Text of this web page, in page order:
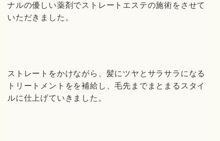
ナルの優しい薬剤でストレートエステの施術をさせて
いただきました。
ストレートをかけながら、髪にツヤとサラサラになる
トリートメントをを補給し、毛先までまとまるスタイ
ルに仕上げていきました。